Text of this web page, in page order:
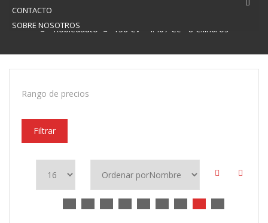
CONTACTO
SOBRE NOSOTROS
Robledauto 158 Cv - 4.467 Cc - 8 Cilindros
Rango de precios
Filtrar